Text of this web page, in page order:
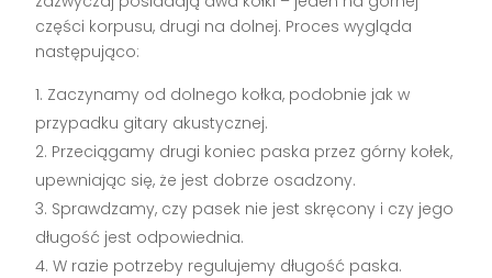
części korpusu, drugi na dolnej. Proces wygląda
następująco:
Zaczynamy od dolnego kołka, podobnie jak w
przypadku gitary akustycznej.
Przeciągamy drugi koniec paska przez górny kołek,
upewniając się, że jest dobrze osadzony.
Sprawdzamy, czy pasek nie jest skręcony i czy jego
długość jest odpowiednia.
W razie potrzeby regulujemy długość paska.